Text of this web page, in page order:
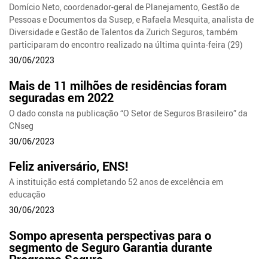
Domício Neto, coordenador-geral de Planejamento, Gestão de
Pessoas e Documentos da Susep, e Rafaela Mesquita, analista de
Diversidade e Gestão de Talentos da Zurich Seguros, também
participaram do encontro realizado na última quinta-feira (29)
30/06/2023
Mais de 11 milhões de residências foram
seguradas em 2022
O dado consta na publicação “O Setor de Seguros Brasileiro” da
CNseg
30/06/2023
Feliz aniversário, ENS!
A instituição está completando 52 anos de excelência em
educação
30/06/2023
Sompo apresenta perspectivas para o
segmento de Seguro Garantia durante